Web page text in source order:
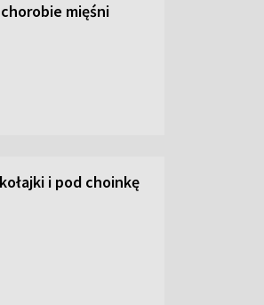
mięśni
i pod choinkę